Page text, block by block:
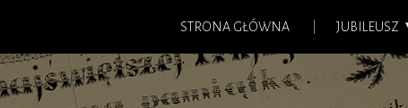
STRONA GŁÓWNA JUBILEUSZ